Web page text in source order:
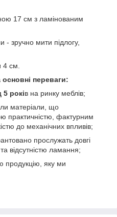
17 см з ламінованим
- зручно мити підлогу,
4 см.
переваги:
5 років на ринку меблів;
матеріали, що
практичністю, фактурним
до механічних впливів;
прослужать довгі
відсутністю ламання;
продукцію, яку ми